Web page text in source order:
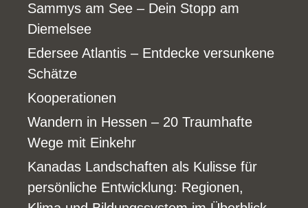
Sammys am See – Dein Stopp am
Diemelsee
Edersee Atlantis – Entdecke versunkene
Schätze
Kooperationen
Wandern in Hessen – 20 Traumhafte
Wege mit Einkehr
Kanadas Landschaften als Kulisse für
persönliche Entwicklung: Regionen,